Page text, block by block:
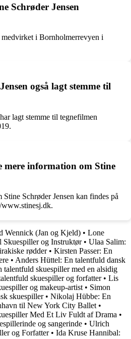
Schrøder Jensen
medvirket i Bornholmerrevyen i
også lagt stemme til
lagt stemme til tegnefilmen
information om Stine
Schrøder Jensen kan findes på
www.stinesj.dk.
Wennick (Jan og Kjeld) • Lone
Skuespiller og Instruktør• Ulaa Salim:
rødder• Kirsten Passer: En
• Anders Hüttel: En talentfuld dansk
talentfuld skuespiller med en alsidig
skuespiller og forfatter• Lis
og makeup-artist • Simon
skuespiller• Nikolaj Hübbe: En
til New York City Ballet •
Med Et Liv Fuldt af Drama •
og sangerinde • Ulrich
og Forfatter• Ida Kruse Hannibal: